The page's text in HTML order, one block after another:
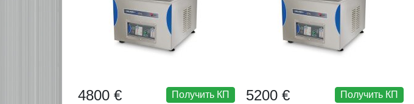
4800 € Получить КП 5200 € Получить КП